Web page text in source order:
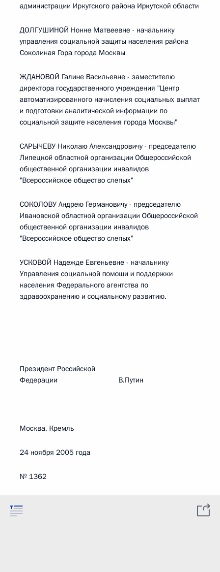
администрации Иркутского района Иркутской области
ДОЛГУШИНОЙ Нонне Матвеевне - начальнику
управления социальной защиты населения района
Соколиная Гора города Москвы
ЖДАНОВОЙ Галине Васильевне - заместителю
директора государственного учреждения "Центр
автоматизированного начисления социальных выплат
и подготовки аналитической информации по
социальной защите населения города Москвы"
САРЫЧЕВУ Николаю Александровичу - председателю
Липецкой областной организации Общероссийской
общественной организации инвалидов
"Всероссийское общество слепых"
СОКОЛОВУ Андрею Германовичу - председателю
Ивановской областной организации Общероссийской
общественной организации инвалидов
"Всероссийское общество слепых"
УСКОВОЙ Надежде Евгеньевне - начальнику
Управления социальной помощи и поддержки
населения Федерального агентства по
здравоохранению и социальному развитию.
Президент Российской
Федерации В.Путин
Москва, Кремль
24 ноября 2005 года
№ 1362